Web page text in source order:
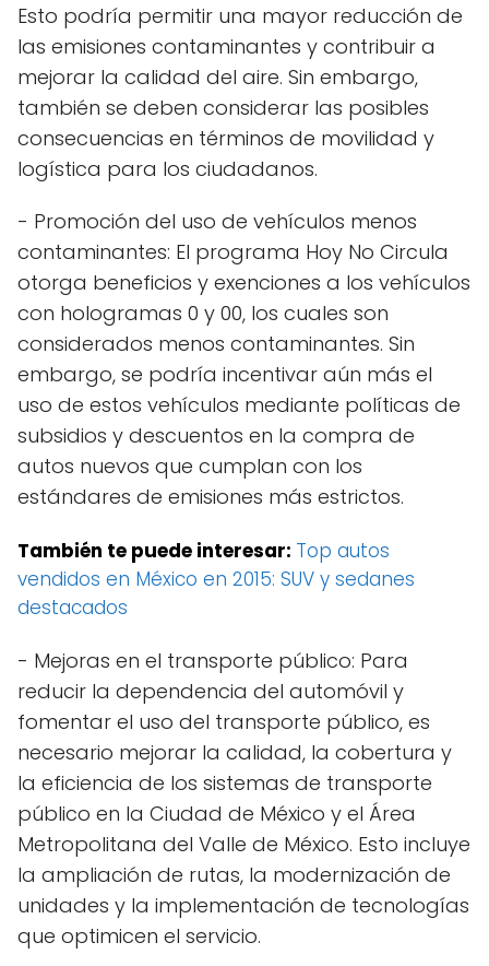
Esto podría permitir una mayor reducción de
las emisiones contaminantes y contribuir a
mejorar la calidad del aire. Sin embargo,
también se deben considerar las posibles
consecuencias en términos de movilidad y
logística para los ciudadanos.
- Promoción del uso de vehículos menos
contaminantes: El programa Hoy No Circula
otorga beneficios y exenciones a los vehículos
con hologramas 0 y 00, los cuales son
considerados menos contaminantes. Sin
embargo, se podría incentivar aún más el
uso de estos vehículos mediante políticas de
subsidios y descuentos en la compra de
autos nuevos que cumplan con los
estándares de emisiones más estrictos.
También te puede interesar: Top autos
vendidos en México en 2015: SUV y sedanes
destacados
- Mejoras en el transporte público: Para
reducir la dependencia del automóvil y
fomentar el uso del transporte público, es
necesario mejorar la calidad, la cobertura y
la eficiencia de los sistemas de transporte
público en la Ciudad de México y el Área
Metropolitana del Valle de México. Esto incluye
la ampliación de rutas, la modernización de
unidades y la implementación de tecnologías
que optimicen el servicio.